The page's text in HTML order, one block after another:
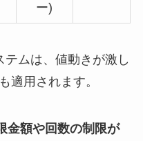
ー)
ムは、値動きが激し
適用されます。
金額や回数の制限が